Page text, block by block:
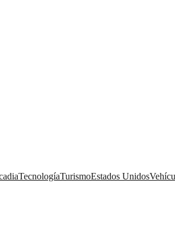
TecnologíaTurismoEstados Unidos